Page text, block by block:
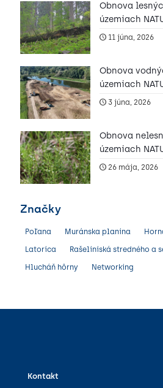
Obnova
územiach
11 júna, 2026
Obnova
územiach
3 júna, 2026
Obnova
územiach
26 mája, 2026
Značky
Poľana Muránska planina
Latorica Rašeliniská stredného a
Hlucháň hôrny Networking
Kontakt